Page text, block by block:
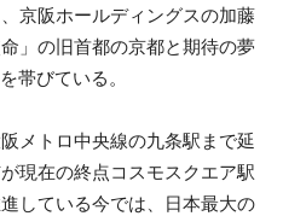
京阪ホールディングスの加藤
」の旧首都の京都と期待の夢
帯びている。
メトロ中央線の九条駅まで延
現在の終点コスモスクエア駅
している今では、日本最大の